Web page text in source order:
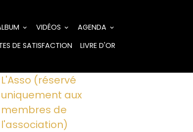
VIDÉOS
AGENDA
DE SATISFACTION
LIVRE D'OR
L'Asso (réservé
uniquement aux
membres de
l'association)